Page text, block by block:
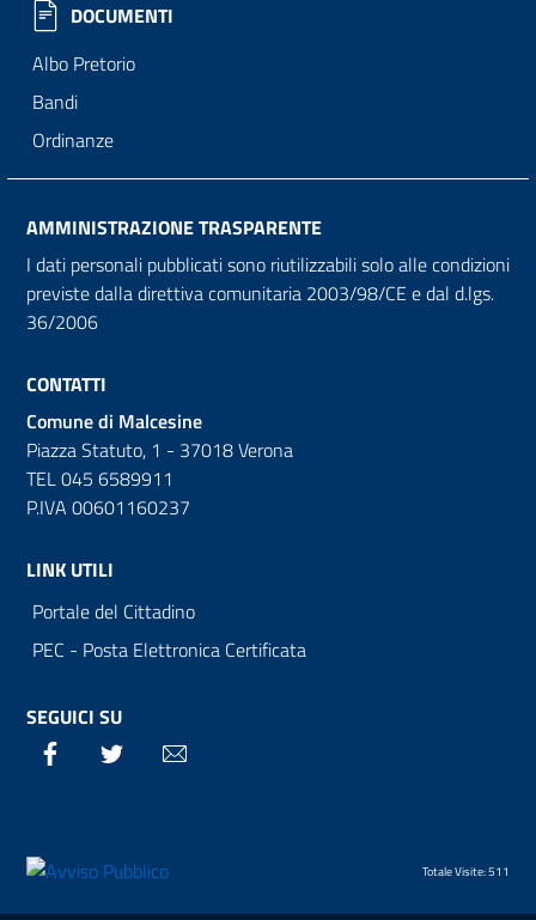
DOCUMENTI
Albo Pretorio
Bandi
Ordinanze
AMMINISTRAZIONE TRASPARENTE
I dati personali pubblicati sono riutilizzabili solo alle condizioni
previste dalla direttiva comunitaria 2003/98/CE e dal d.lgs.
36/2006
CONTATTI
Comune di Malcesine
Piazza Statuto, 1 - 37018 Verona
TEL 045 6589911
P.IVA 00601160237
LINK UTILI
Portale del Cittadino
PEC - Posta Elettronica Certificata
SEGUICI SU
Facebook Twitter
Totale Visite: 511